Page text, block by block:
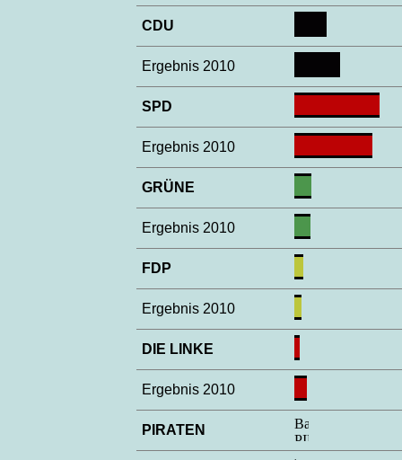
CDU
Ergebnis 2010
SPD
Ergebnis 2010
GRÜNE
Ergebnis 2010
FDP
Ergebnis 2010
DIE LINKE
Ergebnis 2010
PIRATEN